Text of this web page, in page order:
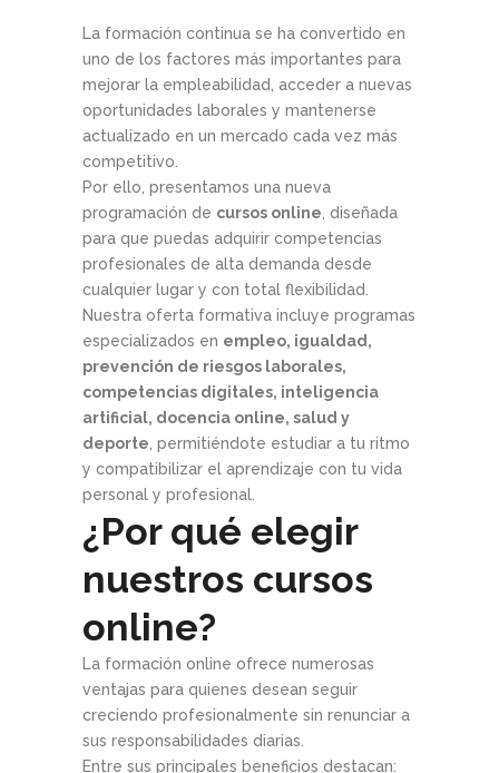
La formación continua se ha convertido en
uno de los factores más importantes para
mejorar la empleabilidad, acceder a nuevas
oportunidades laborales y mantenerse
actualizado en un mercado cada vez más
competitivo.
Por ello, presentamos una nueva
programación de cursos online, diseñada
para que puedas adquirir competencias
profesionales de alta demanda desde
cualquier lugar y con total flexibilidad.
Nuestra oferta formativa incluye programas
especializados en empleo, igualdad,
prevención de riesgos laborales,
competencias digitales, inteligencia
artificial, docencia online, salud y
deporte, permitiéndote estudiar a tu ritmo
y compatibilizar el aprendizaje con tu vida
personal y profesional.
¿Por qué elegir
nuestros cursos
online?
La formación online ofrece numerosas
ventajas para quienes desean seguir
creciendo profesionalmente sin renunciar a
sus responsabilidades diarias.
Entre sus principales beneficios destacan: